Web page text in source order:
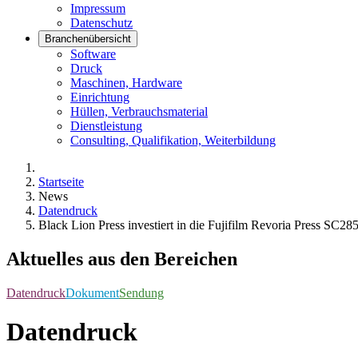
Impressum
Datenschutz
Branchenübersicht
Software
Druck
Maschinen, Hardware
Einrichtung
Hüllen, Verbrauchsmaterial
Dienstleistung
Consulting, Qualifikation, Weiterbildung
Startseite
News
Datendruck
Black Lion Press investiert in die Fujifilm Revoria Press
Aktuelles aus den Bereichen
DatendruckDokumentSendung
Datendruck